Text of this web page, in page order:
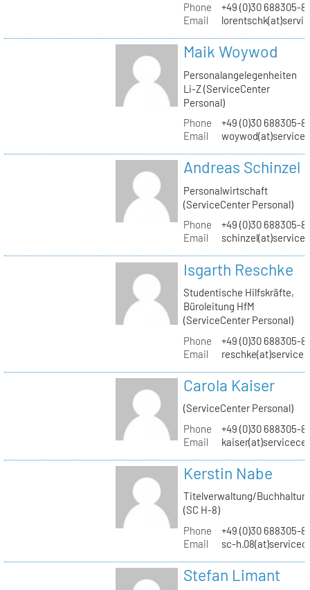
Phone
+49 (0)30 688305-
Email
Maik Woywod
Personalangelegenheiten
Li-Z (ServiceCenter
Personal)
Phone
+49 (0)30 688305-
Email
Andreas Schinzel
Personalwirtschaft
(ServiceCenter Personal)
Phone
+49 (0)30 688305-
Email
Isgarth Reschke
Studentische Hilfskräfte,
Büroleitung HfM
(ServiceCenter Personal)
Phone
+49 (0)30 688305-
Email
Carola Kaiser
(ServiceCenter Personal)
Phone
+49 (0)30 688305-
Email
Kerstin Nabe
Titelverwaltung/
(SC H-8)
Phone
+49 (0)30 688305-
Email
sc-
Stefan Limant